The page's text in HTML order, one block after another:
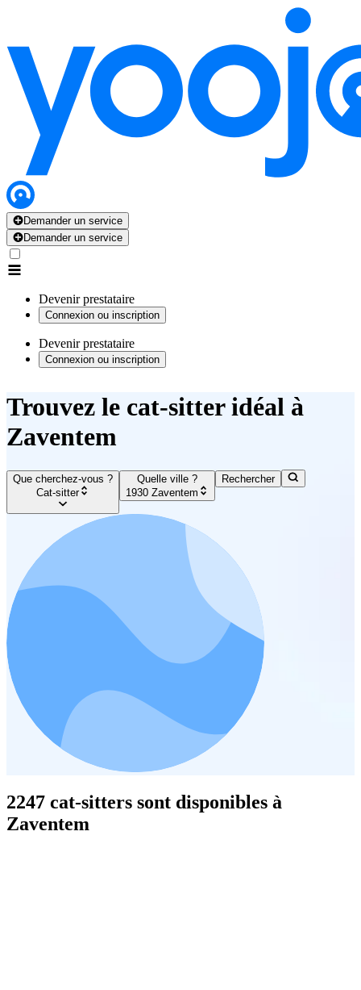
Demander un service
Demander un service
Devenir prestataire
Connexion ou inscription
Devenir prestataire
Connexion ou inscription
Trouvez le cat-sitter idéal à
Zaventem
Que cherchez-vous ?
Cat-sitter
Quelle ville ?
1930 Zaventem
Rechercher
2247 cat-sitters sont disponibles à
Zaventem